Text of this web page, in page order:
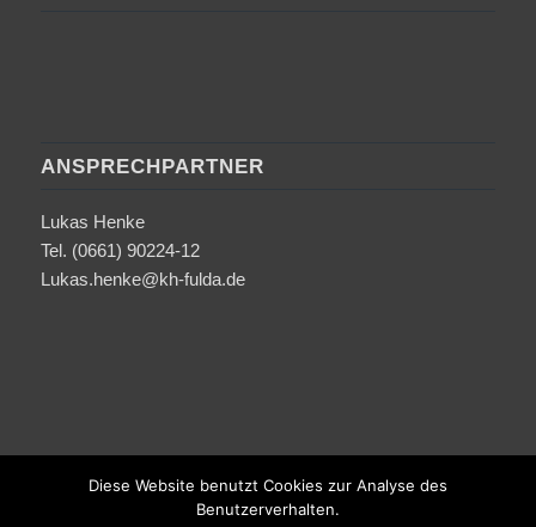
ANSPRECHPARTNER
Lukas Henke
Tel. (0661) 90224-12
Lukas.henke@kh-fulda.de
Diese Website benutzt Cookies zur Analyse des
Benutzerverhalten.